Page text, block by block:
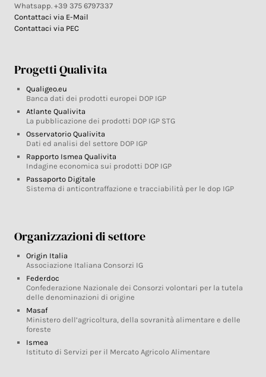
Whatsapp. +39 375 6797337
Contattaci via E-Mail
Contattaci via PEC
Progetti Qualivita
Qualigeo.eu
Banca dati dei prodotti europei DOP IGP
Atlante Qualivita
La pubblicazione dei prodotti DOP IGP STG
Osservatorio Qualivita
Dati ed analisi del settore DOP IGP
Rapporto Ismea Qualivita
Indagine economica sui prodotti DOP IGP
Passaporto Digitale
Sistema di anticontraffazione e tracciabilità per le dop IGP
Organizzazioni di settore
Origin Italia
Associazione Italiana Consorzi IG
Federdoc
Confederazione Nazionale dei Consorzi volontari per la tutela
delle denominazioni di origine
Masaf
Ministero dell’agricoltura, della sovranità alimentare e delle
foreste
Ismea
Istituto di Servizi per il Mercato Agricolo Alimentare